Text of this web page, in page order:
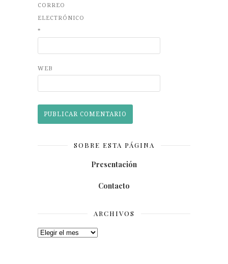
CORREO
ELECTRÓNICO
*
WEB
SOBRE ESTA PÁGINA
Presentación
Contacto
ARCHIVOS
Archivos